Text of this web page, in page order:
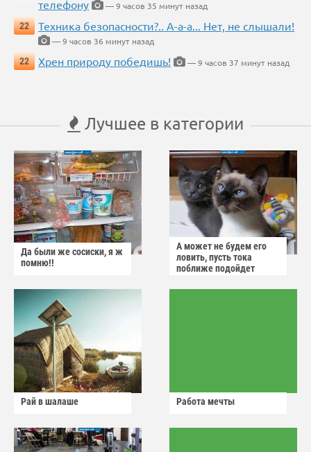
телефону
— 9 часов 35 минут назад
22
Техника безопасности?.. А-а-а... Нет, не слышали!
— 9 часов 36 минут назад
22
Хрен природу победишь! — 9 часов 37 минут назад
Лучшее в категории
Да были же сосиски, я ж
помню!!
А может не будем его
ловить, пусть тока
поближе подойдет
Рай в шалаше Работа мечты